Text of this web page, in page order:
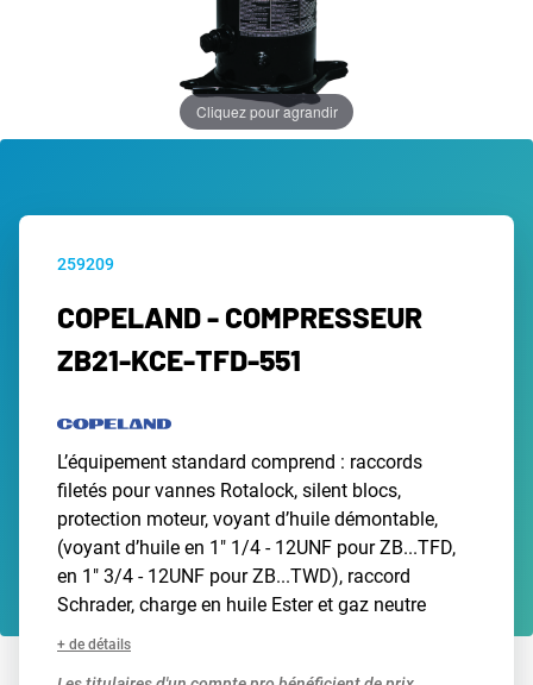
Cliquez pour agrandir
259209
COPELAND - COMPRESSEUR
ZB21-KCE-TFD-551
L’équipement standard comprend : raccords
filetés pour vannes Rotalock, silent blocs,
protection moteur, voyant d’huile démontable,
(voyant d’huile en 1" 1/4 - 12UNF pour ZB...TFD,
en 1" 3/4 - 12UNF pour ZB...TWD), raccord
Schrader, charge en huile Ester et gaz neutre
+ de détails